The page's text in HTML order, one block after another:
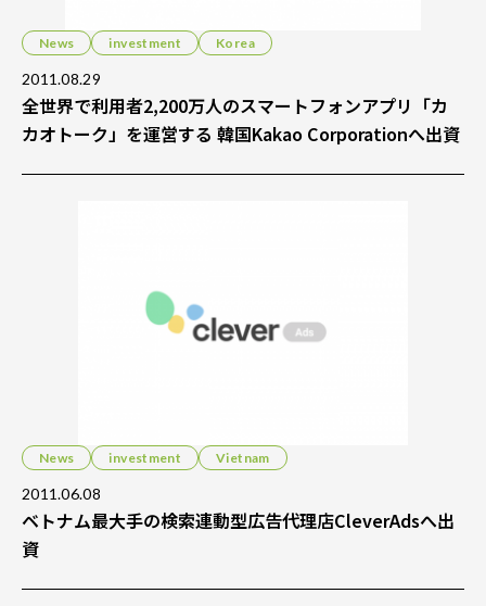
News investment Korea
2011.08.29
全世界で利用者2,200万人のスマートフォンアプリ「カ
カオトーク」を運営する 韓国Kakao Corporationへ出資
News investment Vietnam
2011.06.08
ベトナム最大手の検索連動型広告代理店CleverAdsへ出
資